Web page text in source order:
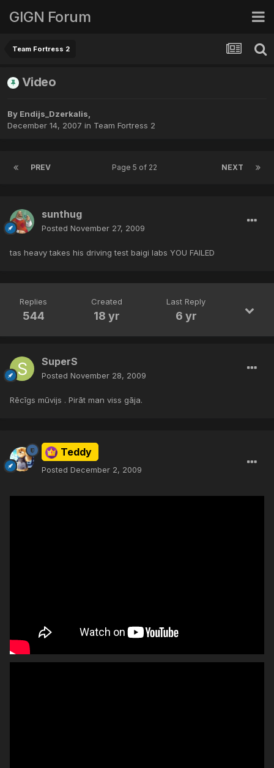
GIGN Forum
Team Fortress 2
Video
By Endijs_Dzerkalis,
December 14, 2007 in Team Fortress 2
PREV NEXT
Page 5 of 22
sunthug
Posted November 27, 2009
tas heavy takes his driving test baigi labs YOU FAILED
Replies
544
Created
18 yr
Last Reply
6 yr
SuperS
Posted November 28, 2009
Rēcīgs mūvijs . Pirāt man viss gāja.
Teddy
Posted December 2, 2009